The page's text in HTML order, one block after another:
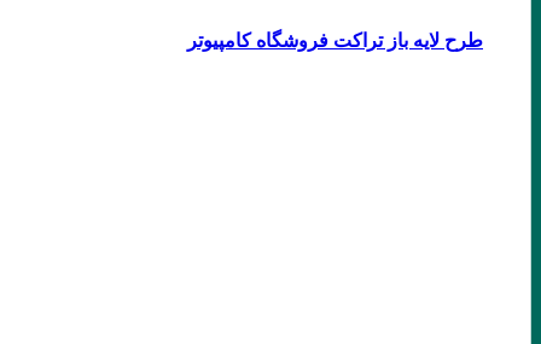
طرح لایه باز تراکت فروشگاه کامپیوتر